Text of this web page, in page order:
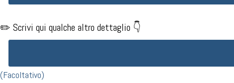
✏️ Scrivi qui qualche altro dettaglio 👇
(Facoltativo)